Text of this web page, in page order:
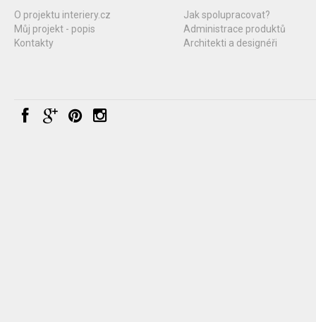
O projektu interiery.cz
Můj projekt - popis
Kontakty
Jak spolupracovat?
Administrace produktů
Architekti a designéři